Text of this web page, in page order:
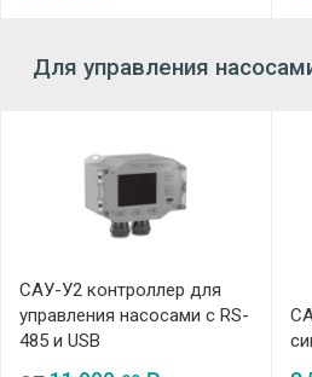
Для управления
САУ-У2 контроллер для
управления насосами с RS-
485 и USB